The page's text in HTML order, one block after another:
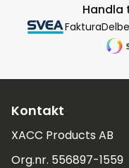
Handla
Faktura
Kontakt
XACC Products AB
Org.nr. 556897-1559